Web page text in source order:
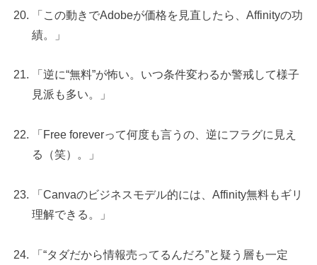
「この動きでAdobeが価格を見直したら、Affinityの功
績。」
「逆に“無料”が怖い。いつ条件変わるか警戒して様子
見派も多い。」
「Free foreverって何度も言うの、逆にフラグに見え
る（笑）。」
「Canvaのビジネスモデル的には、Affinity無料もギリ
理解できる。」
「“タダだから情報売ってるんだろ”と疑う層も一定